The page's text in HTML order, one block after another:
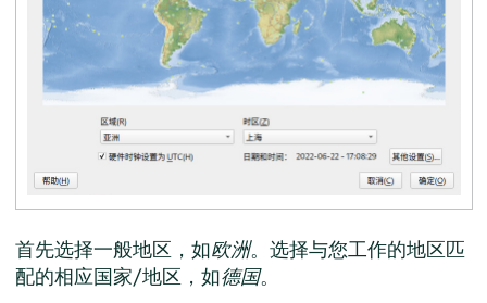
首先选择一般地区，如欧洲。选择与您工作的地区匹
配的相应国家/地区，如德国。